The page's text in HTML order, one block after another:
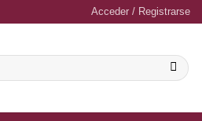
Acceder / Registrarse